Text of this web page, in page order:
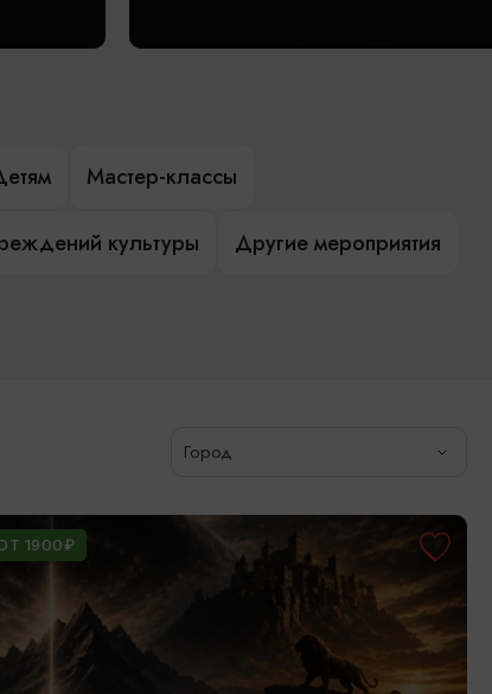
Мастер-классы
культуры Другие мероприятия
Город
1900₽